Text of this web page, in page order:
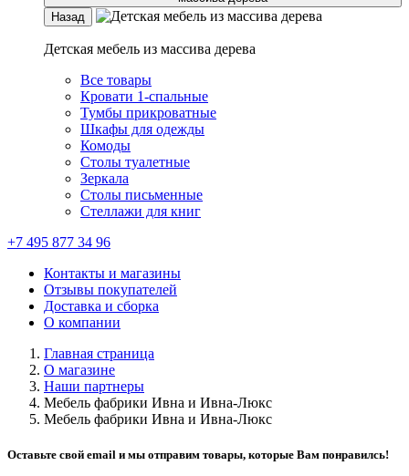
Назад
Детская мебель из массива дерева
Все товары
Кровати 1-спальные
Тумбы прикроватные
Шкафы для одежды
Комоды
Столы туалетные
Зеркала
Столы письменные
Стеллажи для книг
+7 495 877 34 96
Контакты и магазины
Отзывы покупателей
Доставка и сборка
О компании
Главная страница
О магазине
Наши партнеры
Мебель фабрики Ивна и Ивна-Люкс
Мебель фабрики Ивна и Ивна-Люкс
Оставьте свой email и мы отправим товары, которые Вам понравилсь!